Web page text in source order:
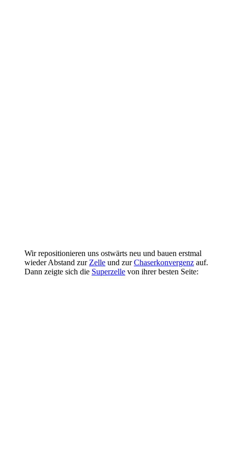
Wir repositionieren uns ostwärts neu und bauen erstmal
wieder Abstand zur Zelle und zurChaserkonvergenz auf.
Dann zeigte sich die Superzelle von ihrer besten Seite: